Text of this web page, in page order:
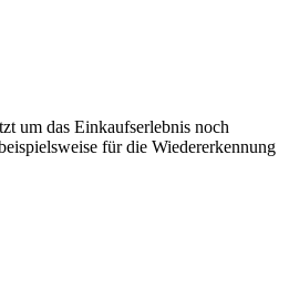
um das Einkaufserlebnis noch
für die Wiedererkennung